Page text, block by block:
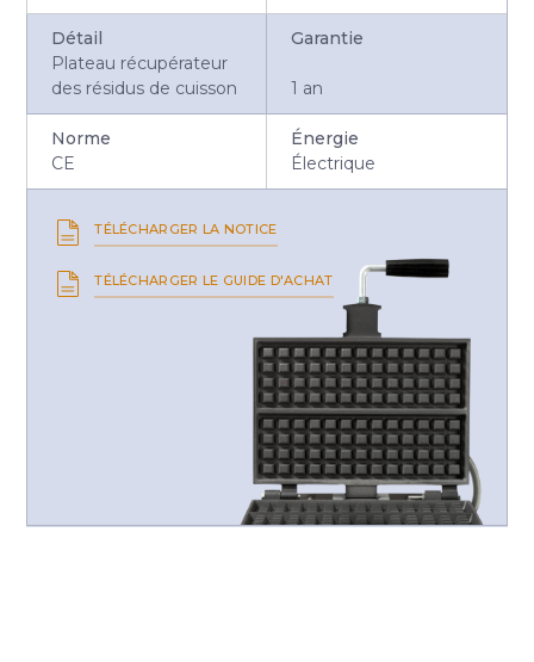
Détail
Plateau récupérateur
des résidus de cuisson
Garantie
1 an
Norme
CE
Énergie
Électrique
TÉLÉCHARGER LA NOTICE
TÉLÉCHARGER LE GUIDE D'ACHAT